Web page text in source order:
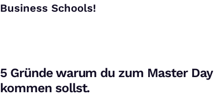
Business Schools!
5 Gründe warum du zum Master Day
kommen sollst.